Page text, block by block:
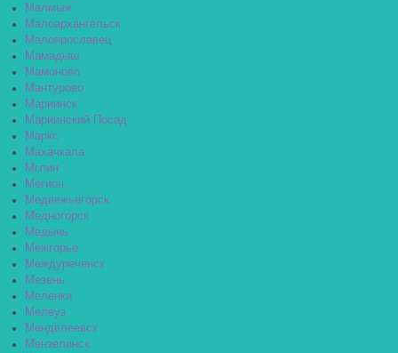
Малмыж
Малоархангельск
Малоярославец
Мамадыш
Мамоново
Мантурово
Мариинск
Мариинский Посад
Маркс
Махачкала
Мглин
Мегион
Медвежьегорск
Медногорск
Медынь
Межгорье
Междуреченск
Мезень
Меленки
Мелеуз
Менделеевск
Мензелинск